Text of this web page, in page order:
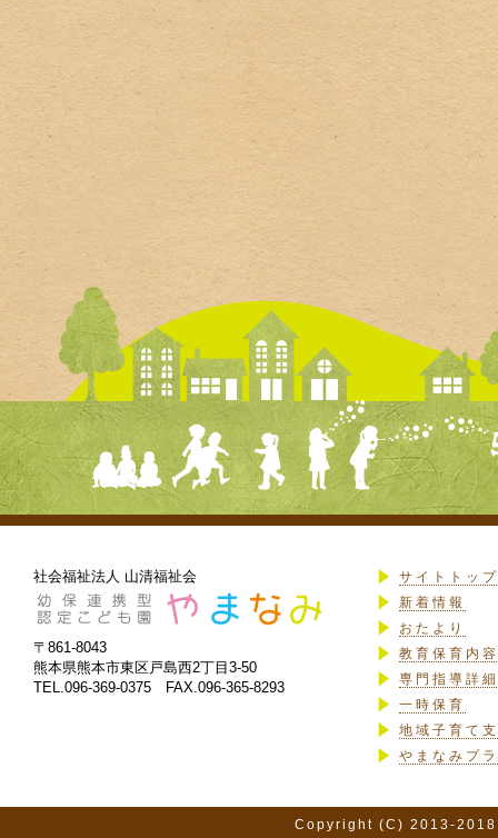
社会福祉法人 山清福祉会
〒861-8043
熊本県熊本市東区戸島西2丁目3-50
TEL.096-369-0375 FAX.096-365-8293
サイトトップ
新着情報
おたより
教育保育内
専門指導詳細
一時保育
地域子育て
やまなみプ
Copyright (C) 2013-